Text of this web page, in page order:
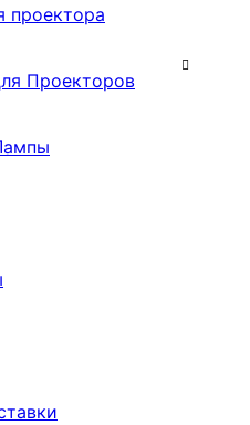
проектора
Проекторов